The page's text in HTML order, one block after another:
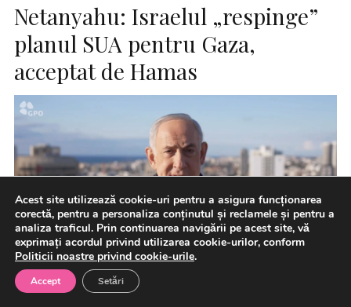
Netanyahu: Israelul „respinge”
planul SUA pentru Gaza,
acceptat de Hamas
Israelul a respins planul de pace în 15 puncte propus de
Acest site utilizează cookie-uri pentru a asigura funcționarea
corectă, pentru a personaliza conținutul și reclamele și pentru a
analiza traficul. Prin continuarea navigării pe acest site, vă
exprimați acordul privind utilizarea cookie-urilor, conform
Politicii noastre privind cookie-urile.
Accept Setări